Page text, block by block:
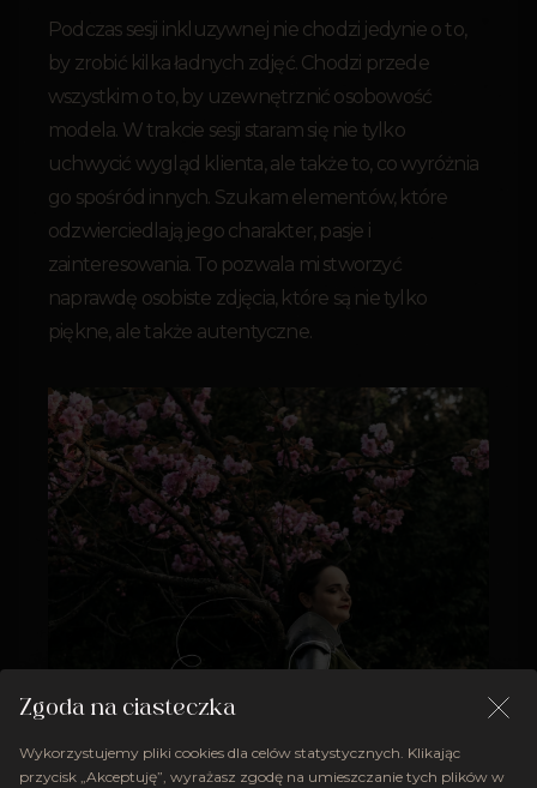
Podczas sesji inkluzywnej nie chodzi jedynie o to,
by zrobić kilka ładnych zdjęć. Chodzi przede
wszystkim o to, by uzewnętrznić osobowość
modela. W trakcie sesji staram się nie tylko
uchwycić wygląd klienta, ale także to, co wyróżnia
go spośród innych. Szukam elementów, które
odzwierciedlają jego charakter, pasje i
zainteresowania. To pozwala mi stworzyć
naprawdę osobiste zdjęcia, które są nie tylko
piękne, ale także autentyczne.
Zgoda na ciasteczka
Wykorzystujemy pliki cookies dla celów statystycznych. Klikając
przycisk „Akceptuję”, wyrażasz zgodę na umieszczanie tych plików w